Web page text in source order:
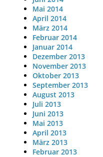
Mai 2014
April 2014
März 2014
Februar 2014
Januar 2014
Dezember 2013
November 2013
Oktober 2013
September 2013
August 2013
Juli 2013
Juni 2013
Mai 2013
April 2013
März 2013
Februar 2013